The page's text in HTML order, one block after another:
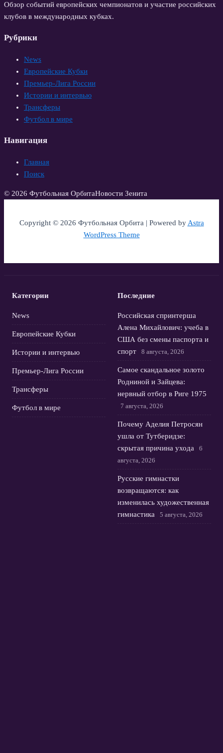
Обзор событий европейских чемпионатов и участие российских
клубов в международных кубках.
Рубрики
News
Европейские Кубки
Премьер-Лига России
Истории и интервью
Трансферы
Футбол в мире
Навигация
Главная
Поиск
© 2026 Футбольная ОрбитаНовости Зенита
Copyright © 2026 Футбольная Орбита | Powered byAstra
WordPress Theme
Категории
News
Европейские Кубки
Истории и интервью
Премьер-Лига России
Трансферы
Футбол в мире
Последние
Российская спринтерша
Алена Михайлович: учеба в
США без смены паспорта и
спорт
8 августа, 2026
Самое скандальное золото
Родниной и Зайцева:
нервный отбор в Риге 1975
7 августа, 2026
Почему Аделия Петросян
ушла от Тутберидзе:
скрытая причина ухода
6
августа, 2026
Русские гимнастки
возвращаются: как
изменилась художественная
гимнастика
5 августа, 2026